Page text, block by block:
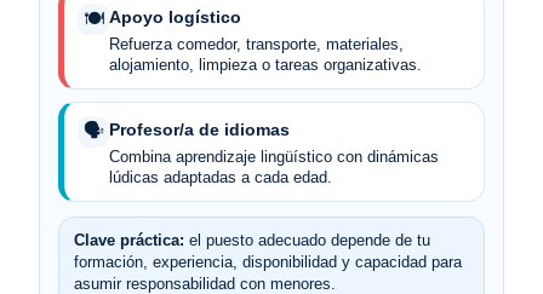
🍽️ Apoyo logístico
Refuerza comedor, transporte, materiales,
alojamiento, limpieza o tareas organizativas.
🗣️ Profesor/a de idiomas
Combina aprendizaje lingüístico con dinámicas
lúdicas adaptadas a cada edad.
Clave práctica: el puesto adecuado depende de tu
formación, experiencia, disponibilidad y capacidad para
asumir responsabilidad con menores.